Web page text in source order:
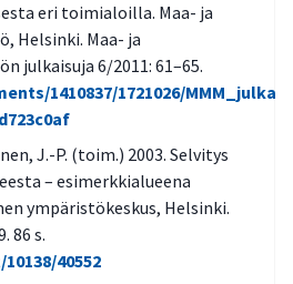
eri toimialoilla. Maa- ja
Helsinki. Maa- ja
julkaisuja 6/2011: 61–65.
1410837/1721026/
J.-P. (toim.) 2003. Selvitys
– esimerkkialueena
ympäristökeskus, Helsinki.
86 s.
40552